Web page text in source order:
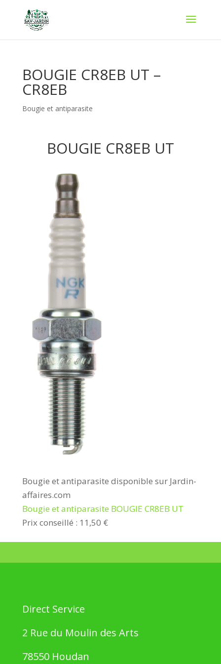
BOUGIE CR8EB UT –
CR8EB
Bougie et antiparasite
BOUGIE CR8EB UT
Bougie et antiparasite disponible sur Jardin-
affaires.com
Bougie et antiparasite BOUGIE CR8EB UT
Prix conseillé : 11,50 €
Direct Service
2 Rue du Moulin des Arts
78550 Houdan